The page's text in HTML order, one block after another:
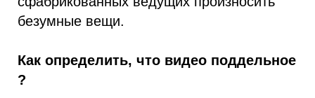
безумные вещи.
Как определить, что видео поддельное
?